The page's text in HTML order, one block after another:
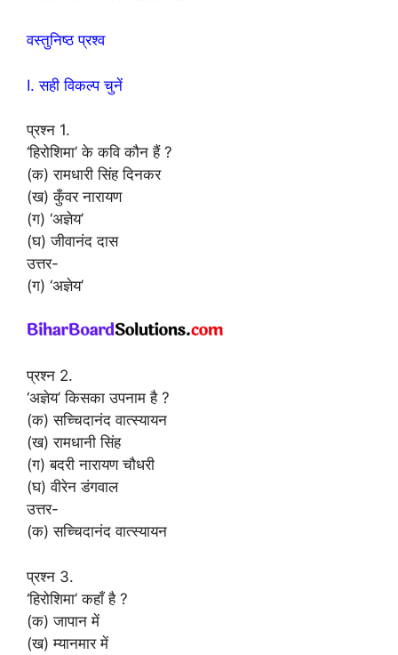
वस्तुनिष्ठ प्रश्व
I. सही विकल्प चुनें
प्रश्न 1.
‘हिरोशिमा’ के कवि कौन हैं ?
(क) रामधारी सिंह दिनकर
(ख) कुँवर नारायण
(ग) ‘अज्ञेय’
(घ) जीवानंद दास
उत्तर-
(ग) ‘अज्ञेय’
प्रश्न 2.
‘अज्ञेय’ किसका उपनाम है ?
(क) सच्चिदानंद वात्स्यायन
(ख) रामधानी सिंह
(ग) बदरी नारायण चौधरी
(घ) वीरेन डंगवाल
उत्तर-
(क) सच्चिदानंद वात्स्यायन
प्रश्न 3.
‘हिरोशिमा’ कहाँ है ?
(क) जापान में
(ख) म्यानमार में